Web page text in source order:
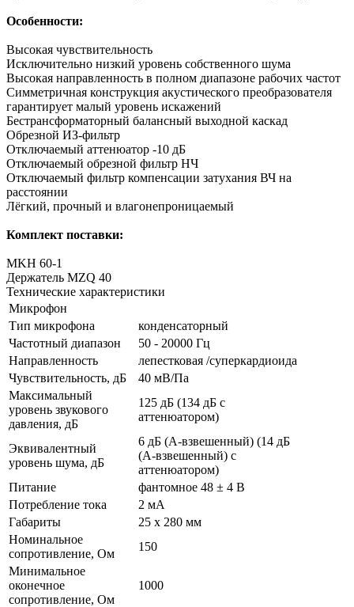
Особенности:
Высокая чувствительность
Исключительно низкий уровень собственного шума
Высокая направленность в полном диапазоне рабочих частот
Симметричная конструкция акустического преобразователя
гарантирует малый уровень искажений
Бестрансформаторный балансный выходной каскад
Обрезной ИЗ-фильтр
Отключаемый аттенюатор -10 дБ
Отключаемый обрезной фильтр НЧ
Отключаемый фильтр компенсации затухания ВЧ на
расстоянии
Лёгкий, прочный и влагонепроницаемый
Комплект поставки:
MKH 60-1
Держатель MZQ 40
Технические характеристики
Микрофон
Тип микрофона
конденсаторный
Частотный диапазон
50 - 20000 Гц
Направленность
лепестковая /суперкардиоида
Чувствительность, дБ
40 мВ/Па
Максимальный
уровень звукового
давления, дБ
125 дБ (134 дБ с
аттенюатором)
Эквивалентный
уровень шума, дБ
6 дБ (А-взвешенный) (14 дБ
(А-взвешенный) с
аттенюатором)
Питание
фантомное 48 ± 4 В
Потребление тока
2 мА
Габариты
25 х 280 мм
Номинальное
сопротивление, Ом
150
Минимальное
оконечное
сопротивление, Ом
1000